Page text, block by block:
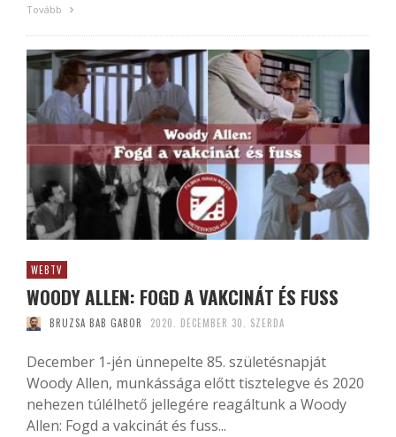
Tovább
WEBTV
WOODY ALLEN: FOGD A VAKCINÁT ÉS FUSS
BRUZSA BAB GABOR 2020. DECEMBER 30. SZERDA
December 1-jén ünnepelte 85. születésnapját
Woody Allen, munkássága előtt tisztelegve és 2020
nehezen túlélhető jellegére reagáltunk a Woody
Allen: Fogd a vakcinát és fuss...